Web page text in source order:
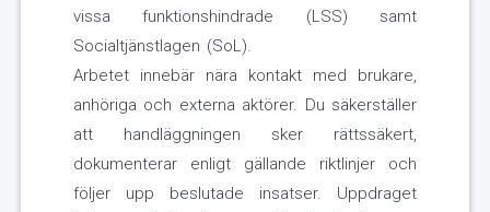
vissa funktionshindrade (LSS) samt
Socialtjänstlagen (SoL).
Arbetet innebär nära kontakt med brukare,
anhöriga och externa aktörer. Du säkerställer
att handläggningen sker rättssäkert,
dokumenterar enligt gällande riktlinjer och
följer upp beslutade insatser. Uppdraget